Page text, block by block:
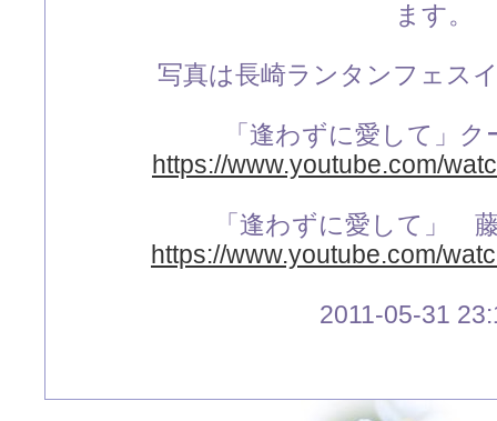
ます。
写真は長崎ランタンフェス
「逢わずに愛して」
https://www.youtube.com/
「逢わずに愛して」
https://www.youtube.com/
2011-05-31